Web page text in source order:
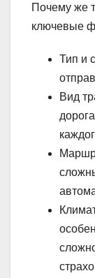
Почему же
ключевые
Тип и
Вид